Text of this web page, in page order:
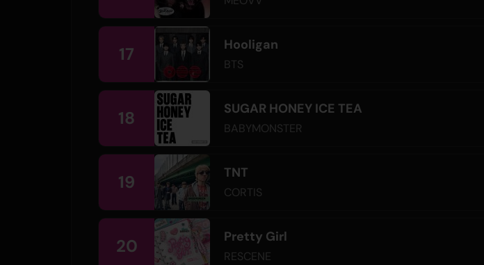
17 Hooligan
BTS
18 SUGAR HONEY ICE TEA
BABYMONSTER
19 TNT
CORTIS
20 Pretty Girl
RESCENE